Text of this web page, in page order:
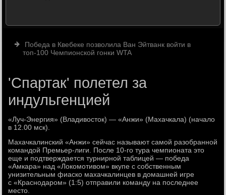
Победа в Квебеке позволила Ван Эйтванк войти в
топ-100 Чемпионской гонки WTA
'Спартак' полетел за
индульгенцией
«Луч-Энергия» (Владивосток) — «Анжи» (Махачкала) (начало
в 12.00 мск).
Махачкалинский «Анжи» сейчас называют самой разобранной
командой Премьер-лиги. После 10-го тура чемпионата это
еще и подтверждается турнирной таблицей — победа
«Амкара» над «Локомотивом» вкупе с собственным
унизительным фиаско махачкалинцев в домашней игре
с «Краснодаром» (1:5) отправили команду на последнее
место.